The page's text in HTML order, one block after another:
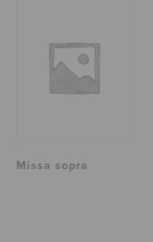
Missa sopra